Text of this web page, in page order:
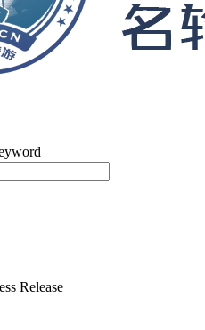
Release